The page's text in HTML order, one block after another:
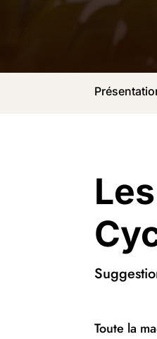
Toute la